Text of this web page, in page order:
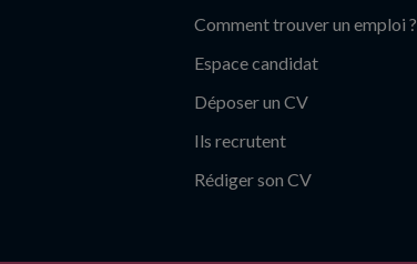
Comment trouver un emploi ?
Espace candidat
Déposer un CV
Ils recrutent
Rédiger son CV